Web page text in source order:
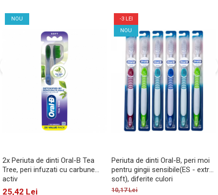
NOU
2x Periuta de dinti Oral-B Tea
Tree, peri infuzati cu carbune
activ
25,42 Lei
-3 LEI
NOU
Periuta de dinti Oral-B, peri moi
pentru gingii sensibile(ES - extra
soft), diferite culori
10,17 Lei